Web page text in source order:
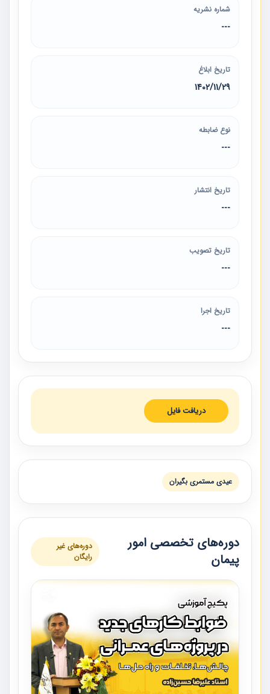
شماره نشریه
---
تاریخ ابلاغ
1402/11/29
نوع ضابطه
---
تاریخ انتشار
---
تاریخ تصویب
---
تاریخ اجرا
---
دریافت فایل
عیدی مستمری بگیران
دوره‌های تخصصی امور
پیمان
دوره‌های غیر
رایگان